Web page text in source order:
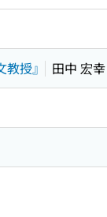
授』 田中 宏幸